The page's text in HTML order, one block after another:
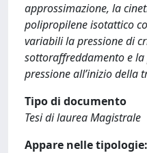
approssimazione, la
polipropilene isotattico
variabili la pressione di
sottoraffreddamento e
pressione all’inizio della
Tipo di documento
Tesi di laurea Magistrale
Appare nelle tipologie: